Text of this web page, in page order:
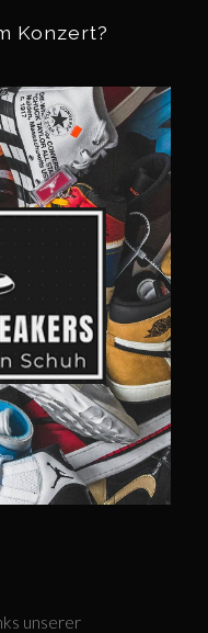
Konzert?
unserer